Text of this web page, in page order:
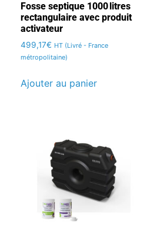
Fosse septique 1000 litres
rectangulaire avec produit
activateur
499,17€ HT (Livré - France
métropolitaine)
Ajouter au panier